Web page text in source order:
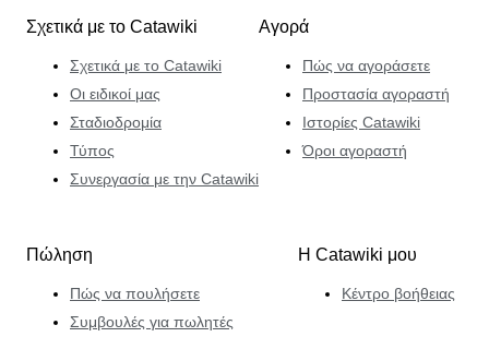
Σχετικά με το Catawiki
Σχετικά με το Catawiki
Οι ειδικοί μας
Σταδιοδρομία
Τύπος
Συνεργασία με την Catawiki
Αγορά
Πώς να αγοράσετε
Προστασία αγοραστή
Ιστορίες Catawiki
Όροι αγοραστή
Πώληση
Πώς να πουλήσετε
Συμβουλές για πωλητές
Η Catawiki μου
Κέντρο βοήθειας